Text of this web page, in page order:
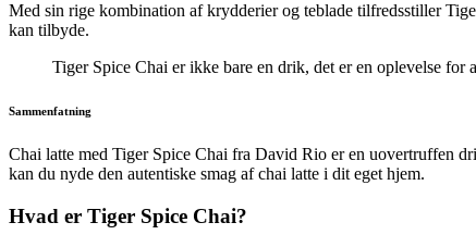
Med sin rige kombination af krydderier og teblade tilfredsstiller
kan tilbyde.
Tiger Spice Chai er ikke bare en drik, det er en oplevelse for
Sammenfatning
Chai latte med Tiger Spice Chai fra David Rio er en uovertruffen
kan du nyde den autentiske smag af chai latte i dit eget hjem.
Hvad er Tiger Spice Chai?